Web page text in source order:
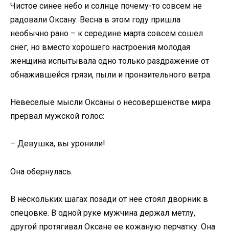
Чистое синее небо и солнце почему-то совсем не
радовали Оксану. Весна в этом году пришла
необычно рано – к середине марта совсем сошел
снег, но вместо хорошего настроения молодая
женщина испытывала одно только раздражение от
обнажившейся грязи, пыли и пронзительного ветра.
Невеселые мысли Оксаны о несовершенстве мира
прервал мужской голос:
– Девушка, вы уронили!
Она обернулась.
В нескольких шагах позади от нее стоял дворник в
спецовке. В одной руке мужчина держал метлу,
другой протягивал Оксане ее кожаную перчатку. Она